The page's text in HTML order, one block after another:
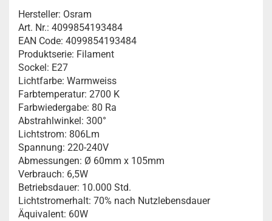
Hersteller: Osram
Art. Nr.: 4099854193484
EAN Code: 4099854193484
Produktserie: Filament
Sockel: E27
Lichtfarbe: Warmweiss
Farbtemperatur: 2700 K
Farbwiedergabe: 80 Ra
Abstrahlwinkel: 300°
Lichtstrom: 806Lm
Spannung: 220-240V
Abmessungen: Ø 60mm x 105mm
Verbrauch: 6,5W
Betriebsdauer: 10.000 Std.
Lichtstromerhalt: 70% nach Nutzlebensdauer
Äquivalent: 60W